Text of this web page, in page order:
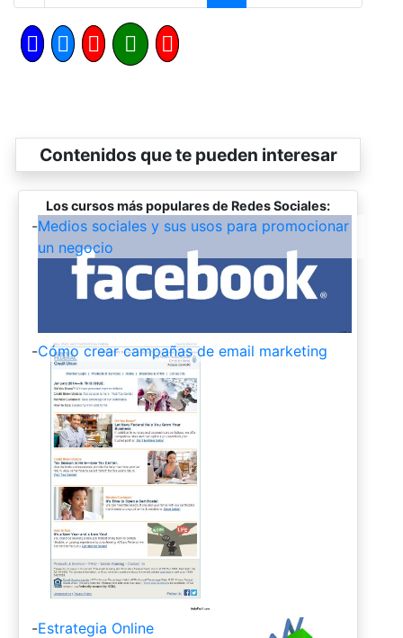
Contenidos que te pueden interesar
Los cursos más populares de Redes Sociales:
-Medios sociales y sus usos para promocionar
un negocio
-Cómo crear campañas de email marketing
-Estrategia Online